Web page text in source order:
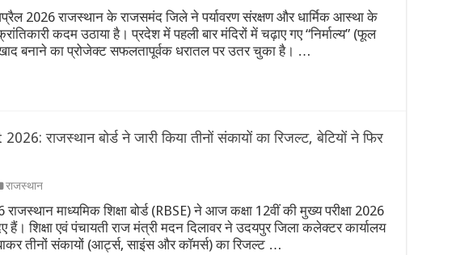
2026 राजस्थान के राजसमंद जिले ने पर्यावरण संरक्षण और धार्मिक आस्था के
कदम उठाया है। प्रदेश में पहली बार मंदिरों में चढ़ाए गए “निर्माल्य” (फूल
बनाने का प्रोजेक्ट सफलतापूर्वक धरातल पर उतर चुका है। …
राजस्थान बोर्ड ने जारी किया तीनों संकायों का रिजल्ट, बेटियों ने फिर
राजस्थान
माध्यमिक शिक्षा बोर्ड (RBSE) ने आज कक्षा 12वीं की मुख्य परीक्षा 2026
हैं। शिक्षा एवं पंचायती राज मंत्री मदन दिलावर ने उदयपुर जिला कलेक्टर कार्यालय
तीनों संकायों (आर्ट्स, साइंस और कॉमर्स) का रिजल्ट …